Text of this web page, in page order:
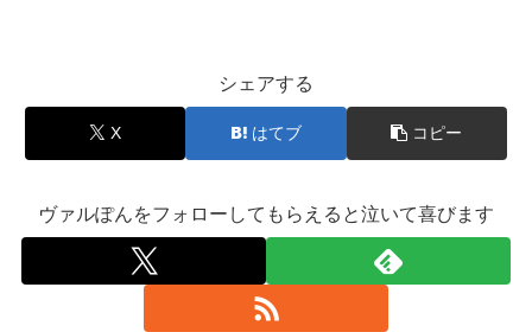
シェアする
X はてブ コピー
ヴァルぽんをフォローしてもらえると泣いて喜びます